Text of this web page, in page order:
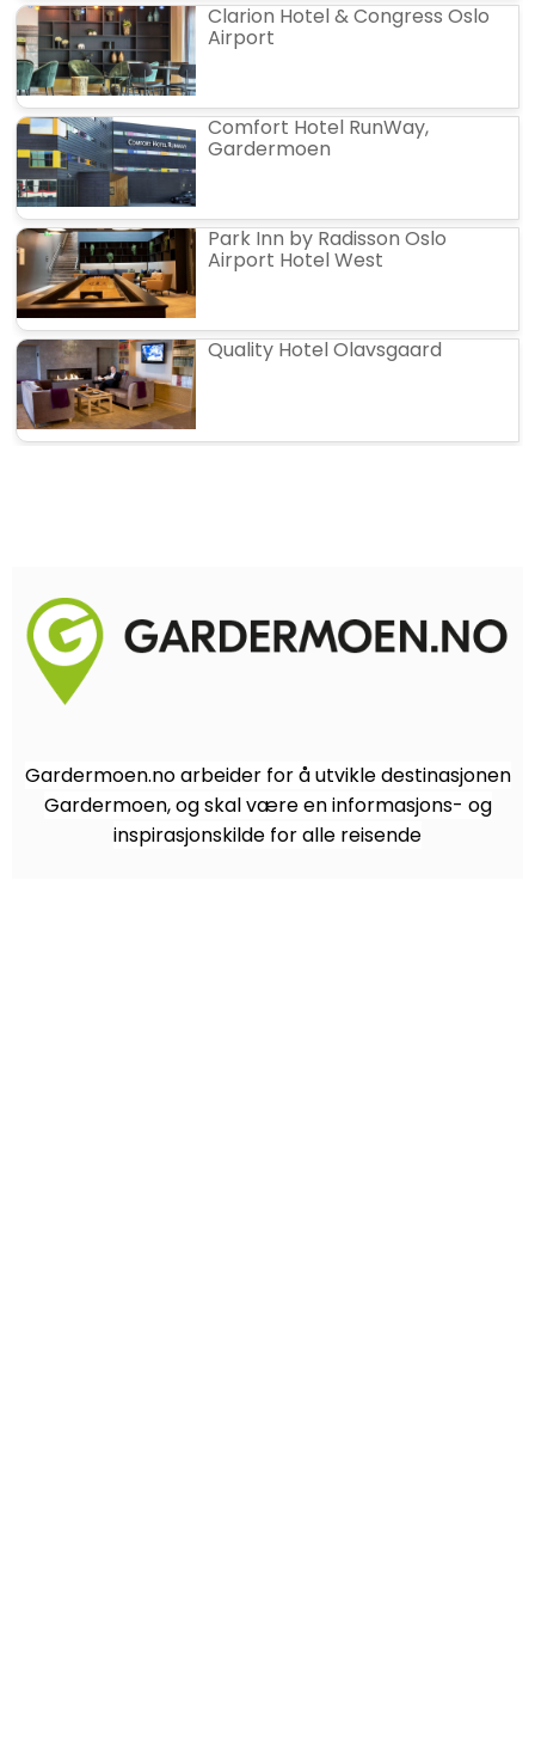
Clarion Hotel & Congress Oslo
Airport
Comfort Hotel RunWay,
Gardermoen
Park Inn by Radisson Oslo
Airport Hotel West
Quality Hotel Olavsgaard
Gardermoen.no arbeider for å utvikle destinasjonen
Gardermoen, og skal være en informasjons- og
inspirasjonskilde for alle reisende